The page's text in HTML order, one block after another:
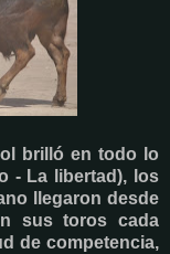
brilló en todo lo
- La libertad), los
llegaron desde
sus toros cada
de competencia,